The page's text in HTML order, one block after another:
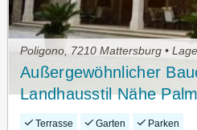
Poligono, 7210 Mattersburg •
Außergewöhnlicher
Landhausstil Nähe
Spanien - Objekt 210950
Terrasse Garten Parken